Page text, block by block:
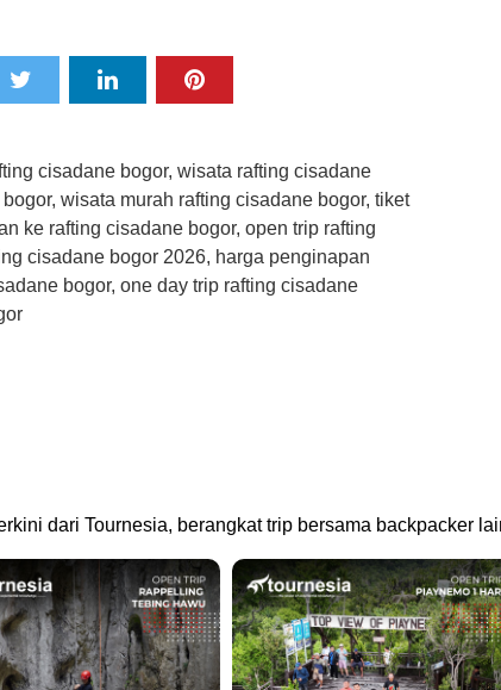
cisadane bogor, wisata rafting cisadane
wisata murah rafting cisadane bogor, tiket
ke rafting cisadane bogor, open trip rafting
cisadane bogor 2026, harga penginapan
bogor, one day trip rafting cisadane
dari Tournesia, berangkat trip bersama backpacker